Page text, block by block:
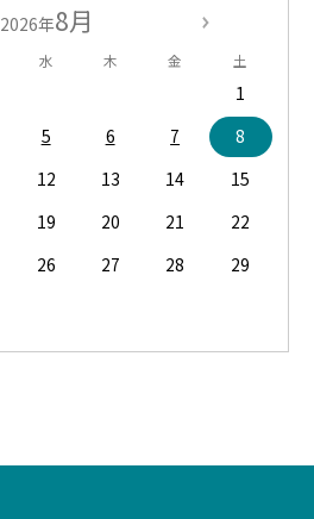
2026年8月
水 木 金 土
1
5 6 7
8
12 13 14
15
19 20 21
22
26 27 28
29